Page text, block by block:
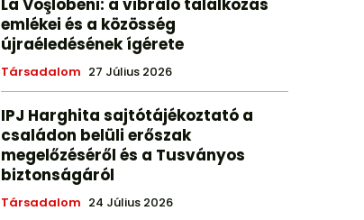
La Voşlobeni: a vibráló találkozás
emlékei és a közösség
újraéledésének ígérete
Társadalom 27 Július 2026
IPJ Harghita sajtótájékoztató a
családon belüli erőszak
megelőzéséről és a Tusványos
biztonságáról
Társadalom 24 Július 2026